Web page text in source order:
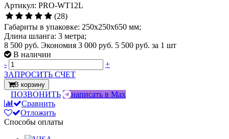
Артикул: PRO-WT12L
(28)
Габариты в упаковке: 250х250х650 мм;
Длина шланга: 3 метра;
8 500 руб. Экономия 3 000 руб. 5 500 руб. за 1 шт
В наличии
-
+
ЗАПРОСИТЬ СЧЕТ
В корзину
ПОЗВОНИТЬ
написать в Max
Сравнить
Отложить
Способы оплаты